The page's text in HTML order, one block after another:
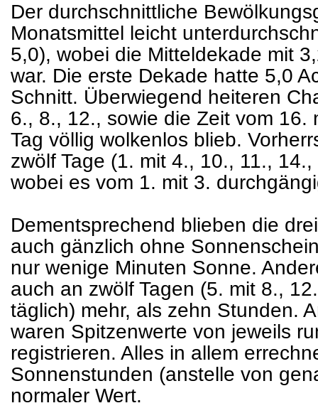
Der durchschnittliche
Monatsmittel leicht
5,0), wobei die Mitteldekade mit
war. Die erste Dekade hatte 5,0
Schnitt. Überwiegend heiteren
6., 8., 12., sowie die Zeit vom 16.
Tag völlig wolkenlos blieb.
zwölf Tage (1. mit 4., 10., 11.,
wobei es vom 1. mit 3.
Dementsprechend blieben die
auch gänzlich ohne
nur wenige Minuten Sonne.
auch an zwölf Tagen (5. mit 8.,
täglich) mehr, als zehn Stunden.
waren Spitzenwerte von jeweils
registrieren. Alles in allem
Sonnenstunden (anstelle von
normaler Wert.